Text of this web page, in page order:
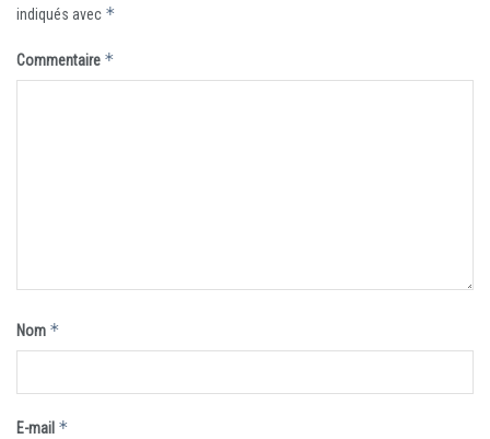
indiqués avec *
Commentaire *
Nom *
E-mail *